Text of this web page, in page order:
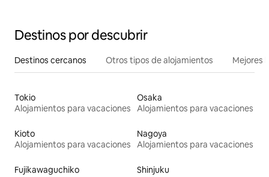
Destinos por descubrir
Destinos cercanos Otros tipos de alojamientos Mejores
Tokio
Alojamientos para vacaciones
Osaka
Alojamientos para vacaciones
Kioto
Alojamientos para vacaciones
Nagoya
Alojamientos para vacaciones
Fujikawaguchiko
Shinjuku